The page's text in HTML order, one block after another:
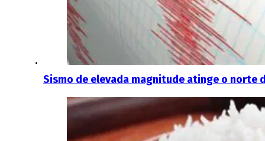
Sismo de elevada magnitude atinge o norte